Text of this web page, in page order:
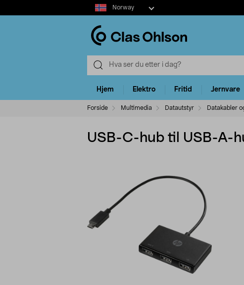
Select
market
Norway
Hjem Elektro Fritid Jernvare
Forside Multimedia Datautstyr Datakabler
USB-C-hub til USB-A-